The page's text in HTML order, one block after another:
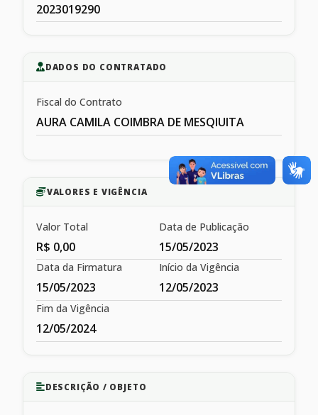
2023019290
DADOS DO CONTRATADO
Fiscal do Contrato
AURA CAMILA COIMBRA DE MESQIUITA
VALORES E VIGÊNCIA
Valor Total
R$ 0,00
Data de Publicação
15/05/2023
Data da Firmatura
15/05/2023
Início da Vigência
12/05/2023
Fim da Vigência
12/05/2024
DESCRIÇÃO / OBJETO